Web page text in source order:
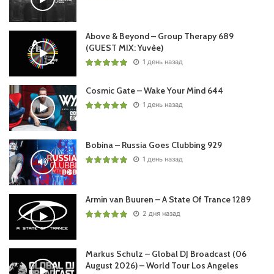
19. Circadian – Energy In Motion (Original Mix) /Sleepless
Music Ltd./
Понравился выпуск?
Пользовательская оценка:
Above & Beyond – Group Therapy 689
(GUEST MIX: Yuvèe)
1 день назад
Cosmic Gate – Wake Your Mind 644
1 день назад
Bobina – Russia Goes Clubbing 929
1 день назад
Armin van Buuren – A State Of Trance 1289
2 дня назад
Markus Schulz – Global DJ Broadcast (06
August 2026) – World Tour Los Angeles